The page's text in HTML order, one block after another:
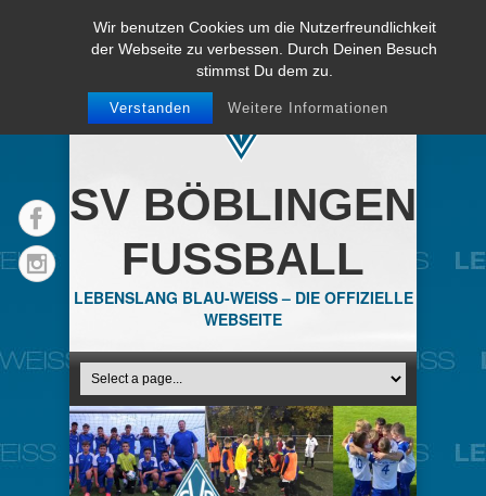
Wir benutzen Cookies um die Nutzerfreundlichkeit
der Webseite zu verbessen. Durch Deinen Besuch
stimmst Du dem zu.
Verstanden Weitere Informationen
SV BÖBLINGEN
FUSSBALL
LEBENSLANG BLAU-WEISS – DIE OFFIZIELLE
WEBSEITE